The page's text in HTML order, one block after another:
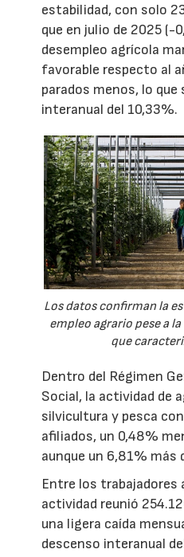
estabilidad, con solo
que en julio de 2025 (-
desempleo agrícola
favorable respecto al
parados menos, lo que
interanual del 10,33%.
Los datos confirman la
empleo agrario pese a
que
Dentro del Régimen
Social, la actividad de
silvicultura y pesca
afiliados, un 0,48%
aunque un 6,81% más
Entre los trabajadores
actividad reunió
una ligera caída
descenso interanual